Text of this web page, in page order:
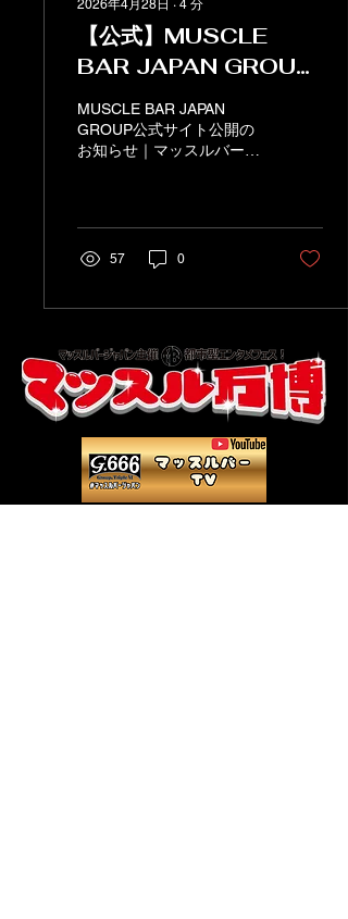
2026年4月28日 ∙ 4 分
【公式】MUSCLE
BAR JAPAN GROUP
公式サイトを公開しまし
た
MUSCLE BAR JAPAN
GROUP公式サイト公開の
お知らせ｜マッスルバー公
57 0